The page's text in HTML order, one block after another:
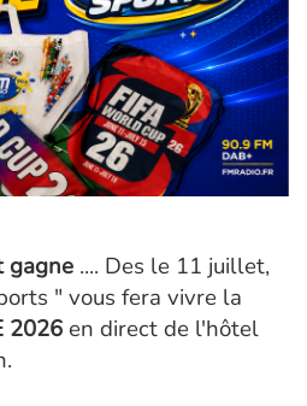
gagne .... Des le 11 juillet,
" vous fera vivre la
2026en direct de l'hôtel